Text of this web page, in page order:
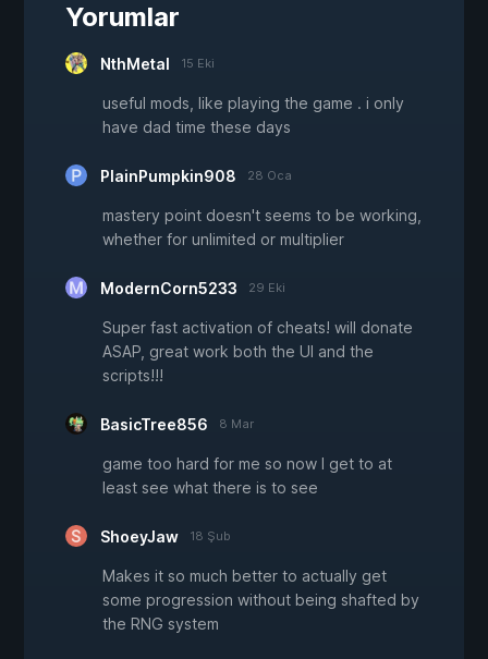
Yorumlar
NthMetal 15 Eki
useful mods, like playing the game . i only
have dad time these days
PlainPumpkin908 28 Oca
mastery point doesn't seems to be working,
whether for unlimited or multiplier
ModernCorn5233 29 Eki
Super fast activation of cheats! will donate
ASAP, great work both the UI and the
scripts!!!
BasicTree856 8 Mar
game too hard for me so now I get to at
least see what there is to see
ShoeyJaw 18 Şub
Makes it so much better to actually get
some progression without being shafted by
the RNG system